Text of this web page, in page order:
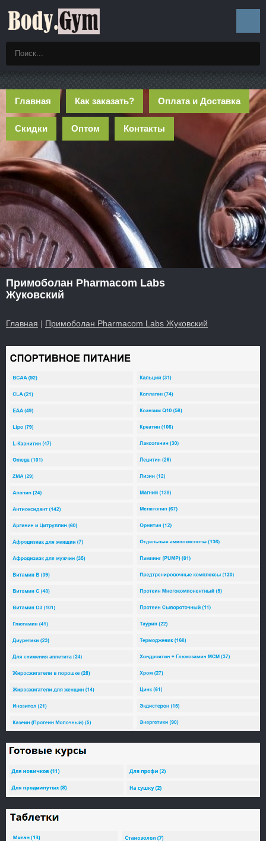
Главная Как заказать? Оплата и Доставка
Скидки Оптом Контакты
Примоболан Pharmacom Labs
Жуковский
Главная | Примоболан Pharmacom Labs Жуковский